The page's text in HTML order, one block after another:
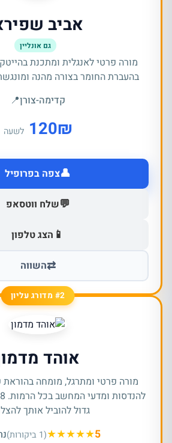
אביב
גם אונליין
מורה פרטי לאנגלית ומתכנת
בהעברת החומר בצורה מהנה
קדימה-צורן📍
₪
120 לשעה
👤צפה בפרופיל
💬שלח ווטסאפ
📱 הצג טלפון
⇄השווה
#2 מדורג עליון
אוהד
מורה פרטי ומתרגל, מומחה
גדול להוביל אותך
(1 ביקורות)★★★★★5